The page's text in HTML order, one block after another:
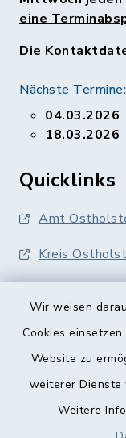
Wir weisen
Cookies
Website zu
weiterer Dienste
Weitere
eine
Die
Nächste Termine:
04.03.2026
18.03.2026
Quicklinks
Amt
Kreis